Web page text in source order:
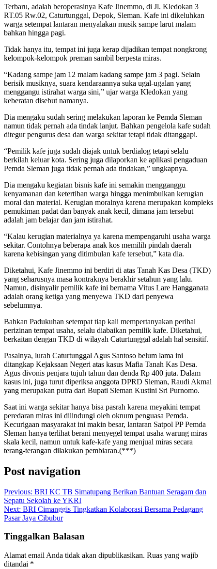
Terbaru, adalah beroperasinya Kafe Jinemmo, di Jl. Kledokan 3
RT.05 Rw.02, Caturtunggal, Depok, Sleman. Kafe ini dikeluhkan
warga setempat lantaran menyalakan musik sampe larut malam
bahkan hingga pagi.
Tidak hanya itu, tempat ini juga kerap dijadikan tempat nongkrong
kelompok-kelompok preman sambil berpesta miras.
“Kadang sampe jam 12 malam kadang sampe jam 3 pagi. Selain
berisik musiknya, suara kendaraannya suka ugal-ugalan yang
menggangu istirahat warga sini,” ujar warga Kledokan yang
keberatan disebut namanya.
Dia mengaku sudah sering melakukan laporan ke Pemda Sleman
namun tidak pernah ada tindak lanjut. Bahkan pengelola kafe sudah
ditegur pengurus desa dan warga sekitar tetapi tidak ditanggapi.
“Pemilik kafe juga sudah diajak untuk berdialog tetapi selalu
berkilah keluar kota. Sering juga dilaporkan ke aplikasi pengaduan
Pemda Sleman juga tidak pernah ada tindakan,” ungkapnya.
Dia mengaku kegiatan bisnis kafe ini semakin mengganggu
kenyamanan dan ketertiban warga hingga menimbulkan kerugian
moral dan material. Kerugian moralnya karena merupakan kompleks
pemukiman padat dan banyak anak kecil, dimana jam tersebut
adalah jam belajar dan jam istirahat.
“Kalau kerugian materialnya ya karena mempengaruhi usaha warga
sekitar. Contohnya beberapa anak kos memilih pindah daerah
karena kebisingan yang ditimbulan kafe tersebut,” kata dia.
Diketahui, Kafe Jinemmo ini berdiri di atas Tanah Kas Desa (TKD)
yang seharusnya masa kontraknya berakhir setahun yang lalu.
Namun, disinyalir pemilik kafe ini bernama Vitus Lare Hangganata
adalah orang ketiga yang menyewa TKD dari penyewa
sebelumnya.
Bahkan Padukuhan setempat tiap kali mempertanyakan perihal
perizinan tempat usaha, selalu diabaikan pemilik kafe. Diketahui,
berkaitan dengan TKD di wilayah Caturtunggal adalah hal sensitif.
Pasalnya, lurah Caturtunggal Agus Santoso belum lama ini
ditangkap Kejaksaan Negeri atas kasus Mafia Tanah Kas Desa.
Agus divonis penjara tujuh tahun dan denda Rp 400 juta. Dalam
kasus ini, juga turut diperiksa anggota DPRD Sleman, Raudi Akmal
yang merupakan putra dari Bupati Sleman Kustini Sri Purnomo.
Saat ini warga sekitar hanya bisa pasrah karena meyakini tempat
peredaran miras ini dilindungi oleh oknum penguasa Pemda.
Kecurigaan masyarakat ini makin besar, lantaran Satpol PP Pemda
Sleman hanya terlihat berani menyegel tempat usaha warung miras
skala kecil, namun untuk kafe-kafe yang menjual miras secara
terang-terangan dilakukan pembiaran.(***)
Post navigation
Previous: BRI KC TB Simatupang Berikan Bantuan Seragam dan
Sepatu Sekolah ke YKRI
Next: BRI Cimanggis Tingkatkan Kolaborasi Bersama Pedagang
Pasar Jaya Cibubur
Tinggalkan Balasan
Alamat email Anda tidak akan dipublikasikan. Ruas yang wajib
ditandai *